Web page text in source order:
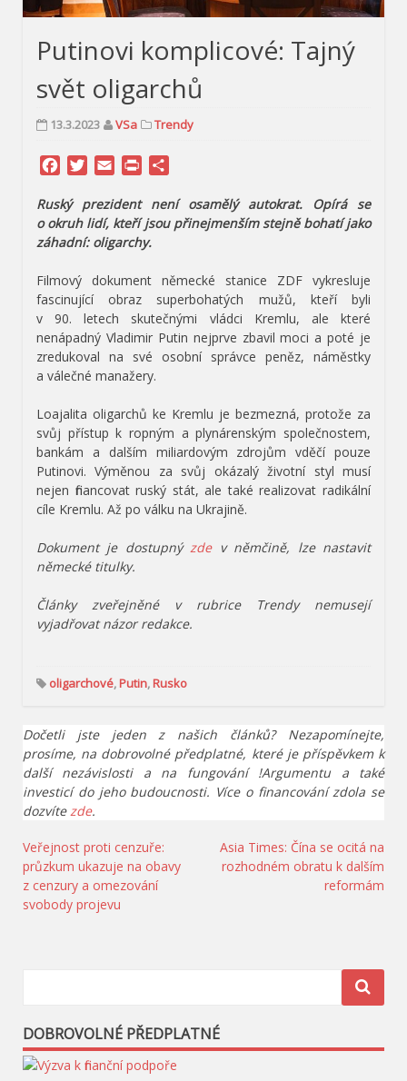
Putinovi komplicové: Tajný
svět oligarchů
13.3.2023 VSa Trendy
Facebook
Twitter
Email Print
Ruský prezident není osamělý autokrat. Opírá se
o okruh lidí, kteří jsou přinejmenším stejně bohatí jako
záhadní: oligarchy.
Filmový dokument německé stanice ZDF vykresluje
fascinující obraz superbohatých mužů, kteří byli
v 90. letech skutečnými vládci Kremlu, ale které
nenápadný Vladimir Putin nejprve zbavil moci a poté je
zredukoval na své osobní správce peněz, náměstky
a válečné manažery.
Loajalita oligarchů ke Kremlu je bezmezná, protože za
svůj přístup k ropným a plynárenským společnostem,
bankám a dalším miliardovým zdrojům vděčí pouze
Putinovi. Výměnou za svůj okázalý životní styl musí
nejen financovat ruský stát, ale také realizovat radikální
cíle Kremlu. Až po válku na Ukrajině.
Dokument je dostupnýzdev němčině, lze nastavit
německé titulky.
Články zveřejněné v rubrice Trendy nemusejí
vyjadřovat názor redakce.
oligarchové,Putin,Rusko
Dočetli jste jeden z našich článků? Nezapomínejte,
prosíme, na dobrovolné předplatné, které je příspěvkem k
další nezávislosti a na fungování !Argumentu a také
investicí do jeho budoucnosti. Více o financování zdola se
dozvítezde.
Navigace
pro
příspěvek
Veřejnost proti cenzuře:
průzkum ukazuje na obavy
z cenzury a omezování
svobody projevu
Asia Times: Čína se ocitá na
rozhodném obratu k dalším
reformám
DOBROVOLNÉ PŘEDPLATNÉ